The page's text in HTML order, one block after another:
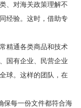
、对海关政策理解不
经验。这时，借助专
精通各类商品和技术
国有企业、民营企业
球。这样的团队，在
保每一份文件都符合海